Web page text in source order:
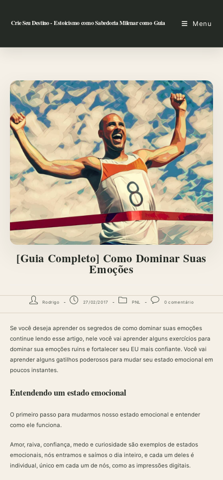
Crie Seu Destino - Estoicismo como Sabedoria Milenar como Guia Menu
[Guia Completo] Como Dominar Suas
Emoções
AutorRodrigo
Post27/02/2017
Categoria
PNL
Comentários
0 comentário
Se você deseja aprender os segredos de como dominar suas emoções
continue lendo esse artigo, nele você vai aprender alguns exercícios para
dominar sua emoções ruins e fortalecer seu EU mais confiante. Você vai
aprender alguns gatilhos poderosos para mudar seu estado emocional em
poucos instantes.
Entendendo um estado emocional
O primeiro passo para mudarmos nosso estado emocional e entender
como ele funciona.
Amor, raiva, confiança, medo e curiosidade são exemplos de estados
emocionais, nós entramos e saímos o dia inteiro, e cada um deles é
individual, único em cada um de nós, como as impressões digitais.